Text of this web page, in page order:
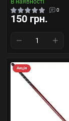
В наявності
0
150 грн.
Акція